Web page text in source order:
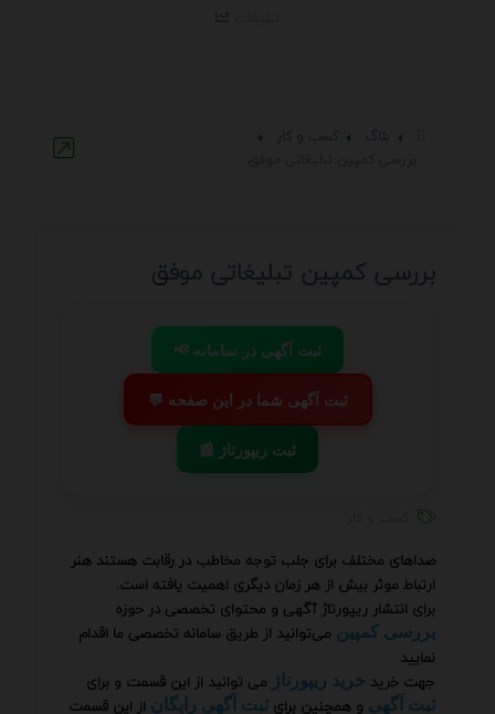
بررسی کمپین تبلیغاتی موفق
📢 ثبت آگهی در سامانه
💬 ثبت آگهی شما در این صفحه
📰 ثبت ریپورتاژ
صداهای مختلف برای جلب توجه مخاطب در رقابت هستند هنر
ارتباط موثر بیش از هر زمان دیگری اهمیت یافته است.
برای انتشار ریپورتاژ آگهی و محتوای تخصصی در حوزه
بررسی کمپین می‌توانید از طریق سامانه تخصصی ما اقدام
نمایید
جهت خرید خرید ریپورتاژ می توانید از این قسمت و برای
ثبت آگهی و همچنین برای ثبت آگهی رایگان از این قسمت